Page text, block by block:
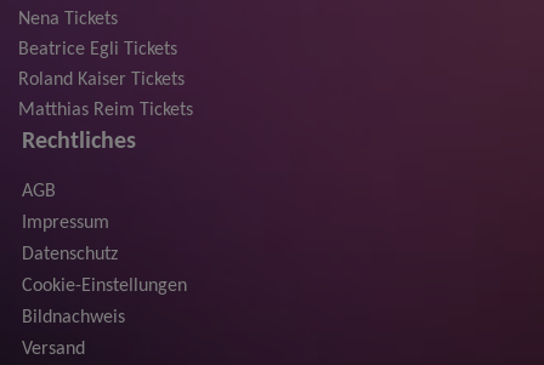
Nena Tickets
Beatrice Egli Tickets
Roland Kaiser Tickets
Matthias Reim Tickets
Rechtliches
AGB
Impressum
Datenschutz
Cookie-Einstellungen
Bildnachweis
Versand